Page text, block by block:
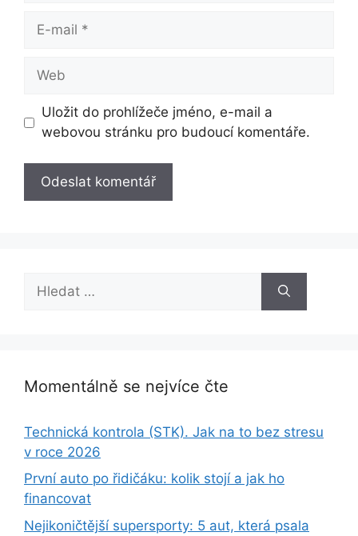
Web
Uložit do prohlížeče jméno, e-mail a
webovou stránku pro budoucí komentáře.
Momentálně se nejvíce čte
Technická kontrola (STK). Jak na to bez stresu
v roce 2026
První auto po řidičáku: kolik stojí a jak ho
financovat
Nejikoničtější supersporty: 5 aut, která psala